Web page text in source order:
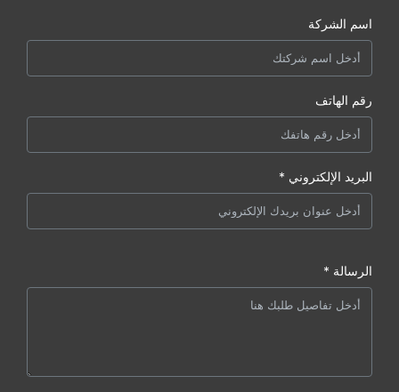
اسم الشركة
رقم الهاتف
البريد الإلكتروني *
الرسالة *